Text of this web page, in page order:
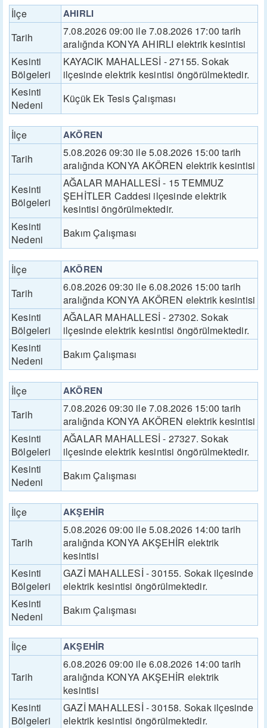
İlçe AHIRLI
Tarih
7.08.2026 09:00 ile 7.08.2026 17:00 tarih
aralığnda KONYA AHIRLI elektrik kesintisi
Kesinti
Bölgeleri
KAYACIK MAHALLESİ - 27155. Sokak
ilçesinde elektrik kesintisi öngörülmektedir.
Kesinti
Nedeni
Küçük Ek Tesis Çalışması
İlçe AKÖREN
Tarih
5.08.2026 09:30 ile 5.08.2026 15:00 tarih
aralığnda KONYA AKÖREN elektrik kesintisi
Kesinti
Bölgeleri
AĞALAR MAHALLESİ - 15 TEMMUZ
ŞEHİTLER Caddesi ilçesinde elektrik
kesintisi öngörülmektedir.
Kesinti
Nedeni
Bakım Çalışması
İlçe AKÖREN
Tarih
6.08.2026 09:30 ile 6.08.2026 15:00 tarih
aralığnda KONYA AKÖREN elektrik kesintisi
Kesinti
Bölgeleri
AĞALAR MAHALLESİ - 27302. Sokak
ilçesinde elektrik kesintisi öngörülmektedir.
Kesinti
Nedeni
Bakım Çalışması
İlçe AKÖREN
Tarih
7.08.2026 09:30 ile 7.08.2026 15:00 tarih
aralığnda KONYA AKÖREN elektrik kesintisi
Kesinti
Bölgeleri
AĞALAR MAHALLESİ - 27327. Sokak
ilçesinde elektrik kesintisi öngörülmektedir.
Kesinti
Nedeni
Bakım Çalışması
İlçe AKŞEHİR
Tarih
5.08.2026 09:00 ile 5.08.2026 14:00 tarih
aralığnda KONYA AKŞEHİR elektrik
kesintisi
Kesinti
Bölgeleri
GAZİ MAHALLESİ - 30155. Sokak ilçesinde
elektrik kesintisi öngörülmektedir.
Kesinti
Nedeni
Bakım Çalışması
İlçe AKŞEHİR
Tarih
6.08.2026 09:00 ile 6.08.2026 14:00 tarih
aralığnda KONYA AKŞEHİR elektrik
kesintisi
Kesinti
Bölgeleri
GAZİ MAHALLESİ - 30158. Sokak ilçesinde
elektrik kesintisi öngörülmektedir.